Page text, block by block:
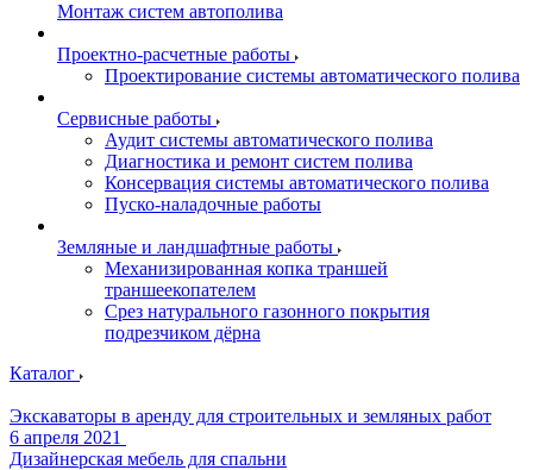
Монтаж систем автополива
Проектно-расчетные работы
Проектирование системы автоматического полива
Сервисные работы
Аудит системы автоматического полива
Диагностика и ремонт систем полива
Консервация системы автоматического полива
Пуско-наладочные работы
Земляные и ландшафтные работы
Механизированная копка траншей
траншеекопателем
Срез натурального газонного покрытия
подрезчиком дёрна
Каталог
Экскаваторы в аренду для строительных и земляных работ
6 апреля 2021
Дизайнерская мебель для спальни